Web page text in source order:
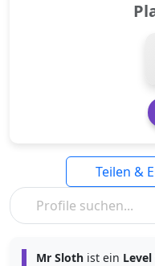
Teilen &
Mr Sloth ist ein Level